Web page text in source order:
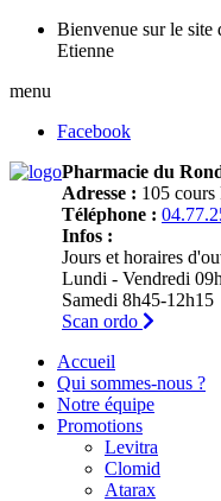
Bienvenue sur le site
Etienne
menu
Facebook
Pharmacie du
Adresse : 105
Téléphone :
Infos :
Jours et horaires
Lundi - Vendredi
Samedi 8h45-12h15
Scan ordo
Accueil
Qui sommes-nous ?
Notre équipe
Promotions
Levitra
Clomid
Atarax